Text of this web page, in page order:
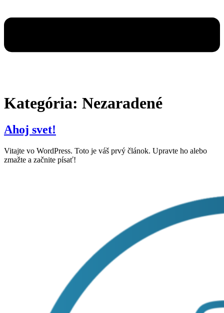
Kategória: Nezaradené
Ahoj svet!
Vitajte vo WordPress. Toto je váš prvý článok. Upravte ho alebo
zmažte a začnite písať!